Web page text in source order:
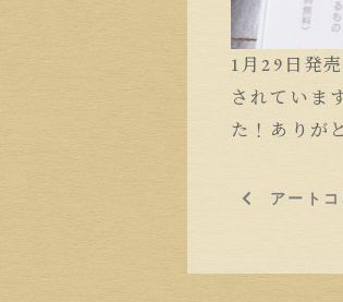
1月29日発
されていま
た！ありが
アート